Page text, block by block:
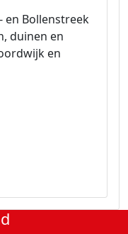
en Bollenstreek
duinen en
en